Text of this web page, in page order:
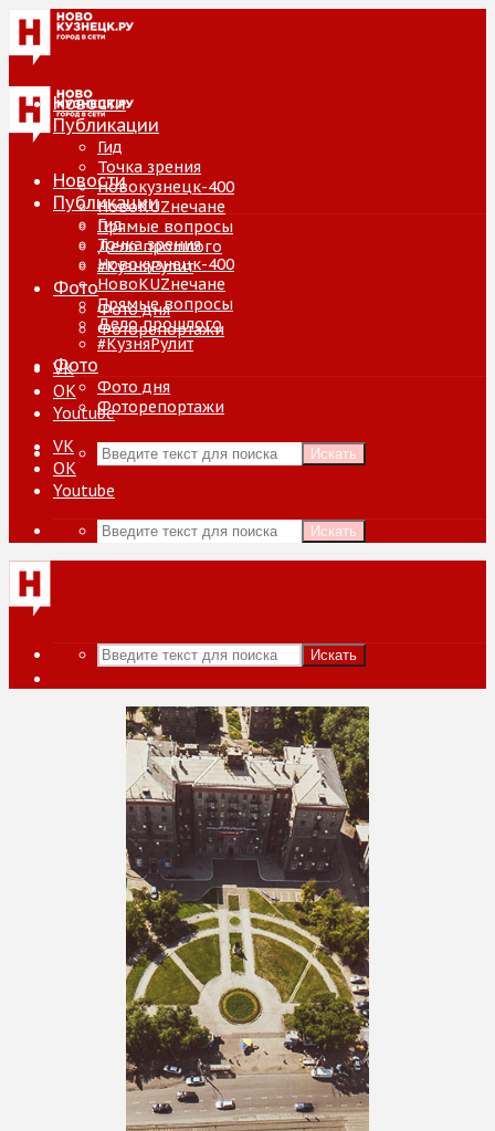
Новости
Публикации
Гид
Точка зрения
Новокузнецк-400
НовоKUZнечане
Прямые вопросы
Дело прошлого
#КузняРулит
Фото
Фото дня
Фоторепортажи
VK
ОК
Youtube
Искать
Новости
Публикации
Гид
Точка зрения
Новокузнецк-400
НовоKUZнечане
Прямые вопросы
Дело прошлого
#КузняРулит
Фото
Фото дня
Фоторепортажи
VK
ОК
Youtube
Искать
Искать